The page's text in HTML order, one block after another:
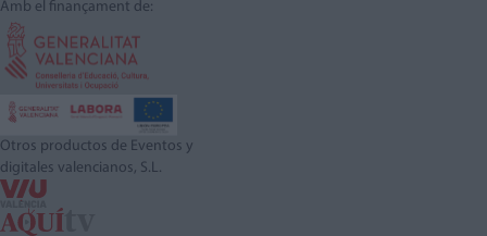
Amb el finançament de:
Otros productos de Eventos y
digitales valencianos, S.L.